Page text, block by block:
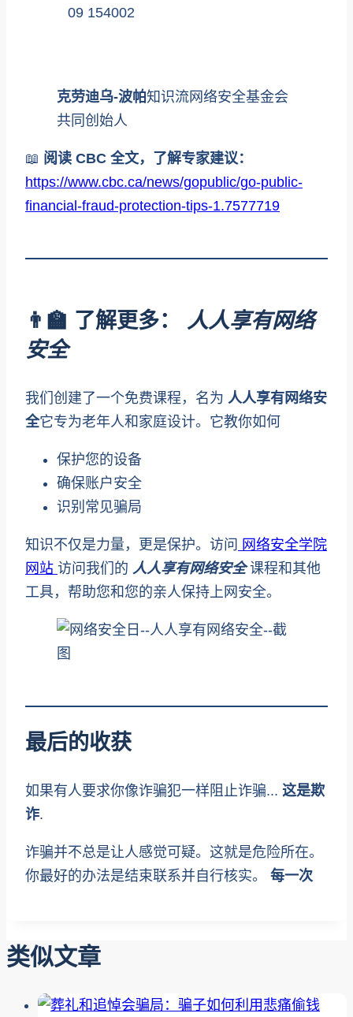
克劳迪乌-波帕知识流网络安全基金会
共同创始人
📖 阅读 CBC 全文，了解专家建议：
https://www.cbc.ca/news/gopublic/go-public-
financial-fraud-protection-tips-1.7577719
👨‍🏫 了解更多： 人人享有网络
安全
我们创建了一个免费课程，名为 人人享有网络安
全它专为老年人和家庭设计。它教你如何
保护您的设备
确保账户安全
识别常见骗局
知识不仅是力量，更是保护。访问
网络安全学院
网站 访问我们的 人人享有网络安全课程和其他
工具，帮助您和您的亲人保持上网安全。
最后的收获
如果有人要求你像诈骗犯一样阻止诈骗... 这是欺
诈.
诈骗并不总是让人感觉可疑。这就是危险所在。
你最好的办法是结束联系并自行核实。 每一次
类似文章